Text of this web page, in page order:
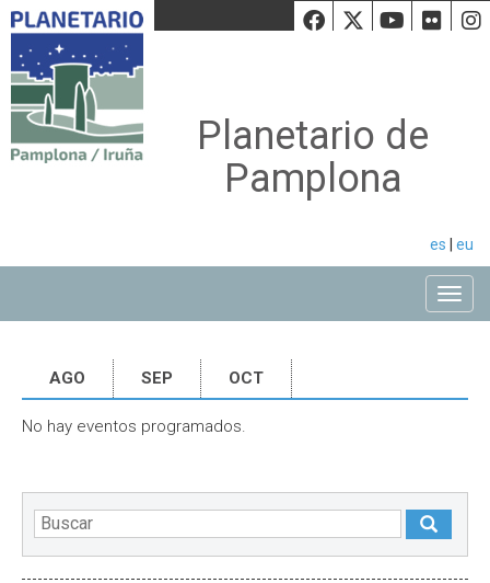
Facebook
Twiiter
Planetario de
Pamplona
es eu
AGO SEP OCT
No hay eventos programados.